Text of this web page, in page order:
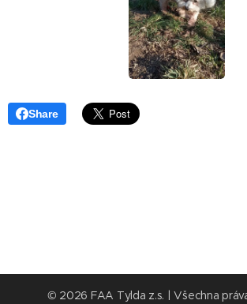
Share
© 2026 FAA Tylda z.s. | Všechna